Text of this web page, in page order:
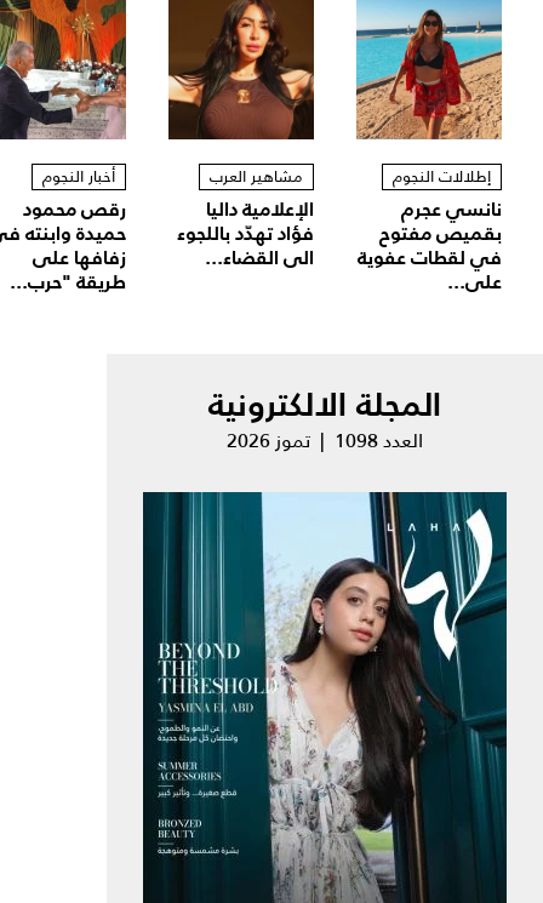
إطلالات النجوم
نانسي عجرم
بقميص مفتوح
في لقطات عفوية
على...
مشاهير العرب
الإعلامية داليا
فؤاد تهدّد باللجوء
الى القضاء...
أخبار النجوم
رقص محمود
حميدة وابنته
زفافها على
طريقة "حرب...
المجلة الالكترونية
العدد 1098 | تموز 2026